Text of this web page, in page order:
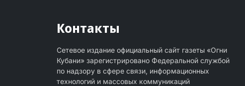
Контакты
Сетевое издание официальный сайт газеты «Огни
Кубани» зарегистрировано Федеральной службой
по надзору в сфере связи, информационных
технологий и массовых коммуникаций